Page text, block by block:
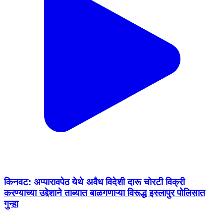
किनवट: अप्पारावपेठ येथे अवैध विदेशी दारू चोरटी विक्री
करण्याच्या उद्देशाने ताब्यात बाळगणाऱ्या विरूद्ध इस्लापुर पोलिसात
गुन्हा